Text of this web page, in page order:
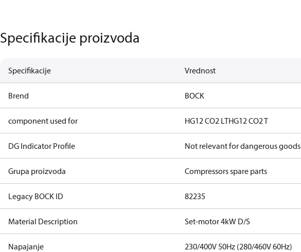
Specifikacije proizvoda
Specifikacije Vrednost
Brend BOCK
component used for HG12 CO2 LTHG12 CO2 T
DG Indicator Profile Not relevant for dangerous goods
Grupa proizvoda Compressors spare parts
Legacy BOCK ID 82235
Material Description Set-motor 4kW D/S
Napajanje 230/400V 50Hz (280/460V 60Hz)